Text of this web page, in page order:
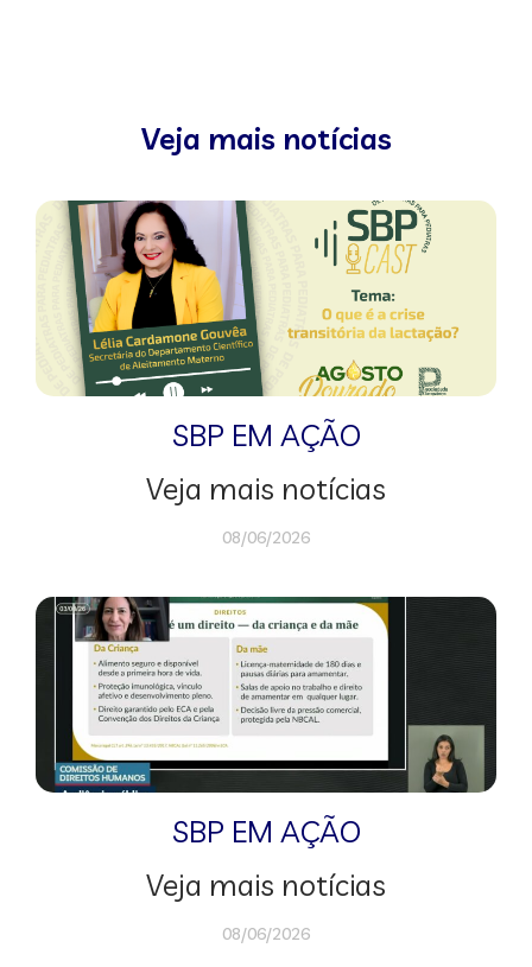
Veja mais notícias
SBP EM AÇÃO
Veja mais notícias
08/06/2026
SBP EM AÇÃO
Veja mais notícias
08/06/2026